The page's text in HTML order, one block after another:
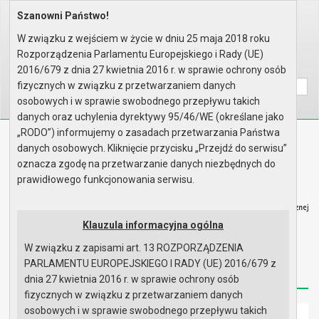
Home Organy Rada Miejska
Materiały na sesję
Wyszukaj na stronie:
AAA
Biuletyn Informacji Publicznej
Urząd Miasta i Gminy w Gryfinie
Strona główna Mapa serwisu Aktualności
Redakcja Instrukcja korzystania Dostępność
Strona główna
Szanowni Państwo!
W związku z wejściem w życie w dniu 25 maja 2018 roku
Rozporządzenia Parlamentu Europejskiego i Rady (UE)
2016/679 z dnia 27 kwietnia 2016 r. w sprawie ochrony osób
fizycznych w związku z przetwarzaniem danych
osobowych i w sprawie swobodnego przepływu takich
danych oraz uchylenia dyrektywy 95/46/WE (określane jako
„RODO”) informujemy o zasadach przetwarzania Państwa
danych osobowych. Kliknięcie przycisku „Przejdź do serwisu”
oznacza zgodę na przetwarzanie danych niezbędnych do
prawidłowego funkcjonowania serwisu.
Klauzula informacyjna ogólna
W związku z zapisami art. 13 ROZPORZĄDZENIA
PARLAMENTU EUROPEJSKIEGO I RADY (UE) 2016/679 z
dnia 27 kwietnia 2016 r. w sprawie ochrony osób
fizycznych w związku z przetwarzaniem danych
osobowych i w sprawie swobodnego przepływu takich